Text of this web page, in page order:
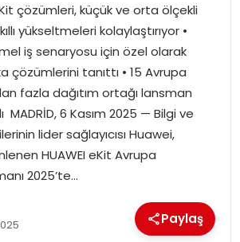
çözümleri, küçük ve orta ölçekli
yükseltmeleri kolaylaştırıyor •
iş senaryosu için özel olarak
çözümlerini tanıttı • 15 Avrupa
fazla dağıtım ortağı lansman
MADRİD, 6 Kasım 2025 — Bilgi ve
lider sağlayıcısı Huawei,
HUAWEI eKit Avrupa
2025’te…
Paylaş